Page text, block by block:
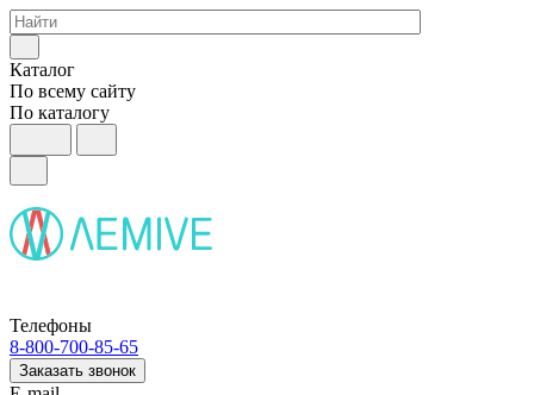
Каталог
По всему сайту
По каталогу
Телефоны
8-800-700-85-65
Заказать звонок